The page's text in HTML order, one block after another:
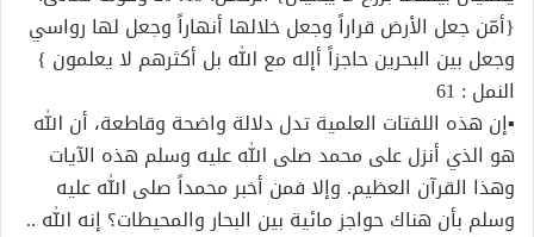
{أمّن جعل الأرض قراراً وجعل خلالها أنهاراً وجعل لها رواسي
وجعل بين البحرين حاجزاً أإله مع الله بل أكثرهم لا يعلمون }
النمل : 61
▪إن هذه اللفتات العلمية تدل دلالة واضحة وقاطعة، أن الله
هو الذي أنزل على محمد صلى الله عليه وسلم هذه الآيات
وهذا القرآن العظيم. وإلا فمن أخبر محمداً صلى الله عليه
وسلم بأن هناك حواجز مائية بين البحار والمحيطات؟ إنه الله ..